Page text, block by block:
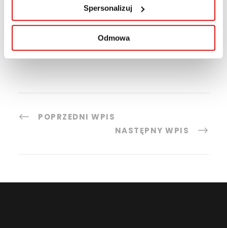
Spersonalizuj
Odmowa
POPRZEDNI WPIS
NASTĘPNY WPIS